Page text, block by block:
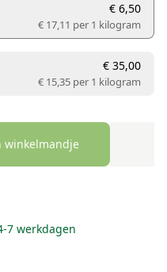
€ 6,50
€ 17,11 per 1 kilogram
€ 35,00
€ 15,35 per 1 kilogram
winkelmandje
7 werkdagen